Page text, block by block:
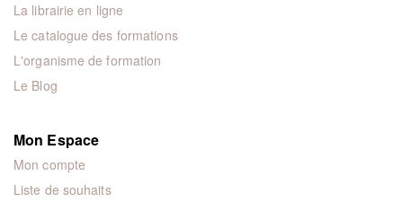
La librairie en ligne
Le catalogue des formations
L'organisme de formation
Le Blog
Mon Espace
Mon compte
Liste de souhaits